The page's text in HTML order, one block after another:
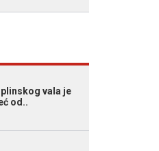
vala je
od..